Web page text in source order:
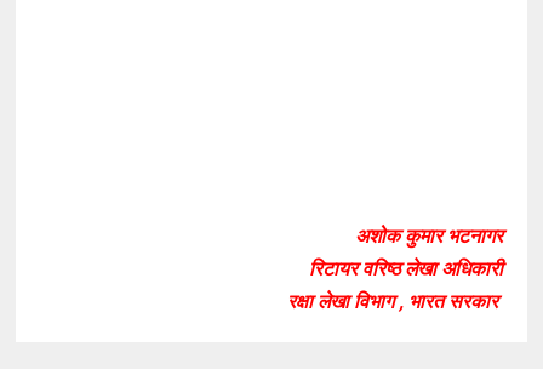
अशोक कुमार भटनागर
रिटायर वरिष्ठ लेखा अधिकारी
रक्षा लेखा विभाग , भारत सरकार